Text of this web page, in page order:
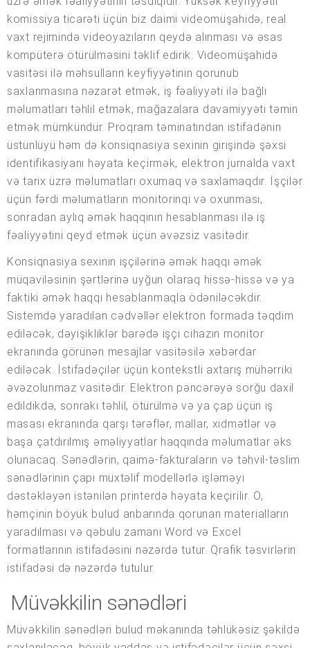
komissiya ticarəti üçün biz daimi videomüşahidə, real
vaxt rejimində videoyazıların qeydə alınması və əsas
kompüterə ötürülməsini təklif edirik. Videomüşahidə
vasitəsi ilə məhsulların keyfiyyətinin qorunub
saxlanmasına nəzarət etmək, iş fəaliyyəti ilə bağlı
məlumatları təhlil etmək, mağazalara davamiyyəti təmin
etmək mümkündür. Proqram təminatından istifadənin
üstünlüyü həm də konsiqnasiya sexinin girişində şəxsi
identifikasiyanı həyata keçirmək, elektron jurnalda vaxt
və tarix üzrə məlumatları oxumaq və saxlamaqdır. İşçilər
üçün fərdi məlumatların monitorinqi və oxunması,
sonradan aylıq əmək haqqının hesablanması ilə iş
fəaliyyətini qeyd etmək üçün əvəzsiz vasitədir.
Konsiqnasiya sexinin işçilərinə əmək haqqı əmək
müqaviləsinin şərtlərinə uyğun olaraq hissə-hissə və ya
faktiki əmək haqqı hesablanmaqla ödəniləcəkdir.
Sistemdə yaradılan cədvəllər elektron formada təqdim
ediləcək, dəyişikliklər barədə işçi cihazın monitor
ekranında görünən mesajlar vasitəsilə xəbərdar
ediləcək. İstifadəçilər üçün kontekstli axtarış mühərriki
əvəzolunmaz vasitədir. Elektron pəncərəyə sorğu daxil
edildikdə, sonrakı təhlil, ötürülmə və ya çap üçün iş
masası ekranında qarşı tərəflər, mallar, xidmətlər və
başa çatdırılmış əməliyyatlar haqqında məlumatlar əks
olunacaq. Sənədlərin, qaimə-fakturaların və təhvil-təslim
sənədlərinin çapı müxtəlif modellərlə işləməyi
dəstəkləyən istənilən printerdə həyata keçirilir. O,
həmçinin böyük bulud anbarında qorunan materialların
yaradılması və qəbulu zamanı Word və Excel
formatlarının istifadəsini nəzərdə tutur. Qrafik təsvirlərin
istifadəsi də nəzərdə tutulur.
Müvəkkilin sənədləri
Müvəkkilin sənədləri bulud məkanında təhlükəsiz şəkildə